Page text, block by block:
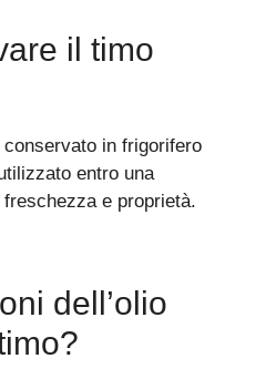
il timo
in frigorifero
entro una
e proprietà.
dell’olio